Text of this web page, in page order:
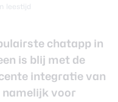
leestijd
chatapp in
is blij met de
integratie van
namelijk voor